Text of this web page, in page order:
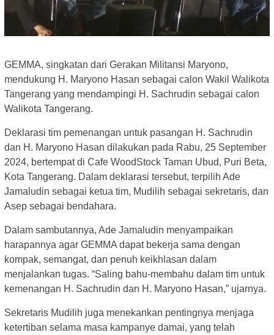
GEMMA, singkatan dari Gerakan Militansi Maryono,
mendukung H. Maryono Hasan sebagai calon Wakil Walikota
Tangerang yang mendampingi H. Sachrudin sebagai calon
Walikota Tangerang.
Deklarasi tim pemenangan untuk pasangan H. Sachrudin
dan H. Maryono Hasan dilakukan pada Rabu, 25 September
2024, bertempat di Cafe WoodStock Taman Ubud, Puri Beta,
Kota Tangerang. Dalam deklarasi tersebut, terpilih Ade
Jamaludin sebagai ketua tim, Mudilih sebagai sekretaris, dan
Asep sebagai bendahara.
Dalam sambutannya, Ade Jamaludin menyampaikan
harapannya agar GEMMA dapat bekerja sama dengan
kompak, semangat, dan penuh keikhlasan dalam
menjalankan tugas. “Saling bahu-membahu dalam tim untuk
kemenangan H. Sachrudin dan H. Maryono Hasan,” ujarnya.
Sekretaris Mudilih juga menekankan pentingnya menjaga
ketertiban selama masa kampanye damai, yang telah